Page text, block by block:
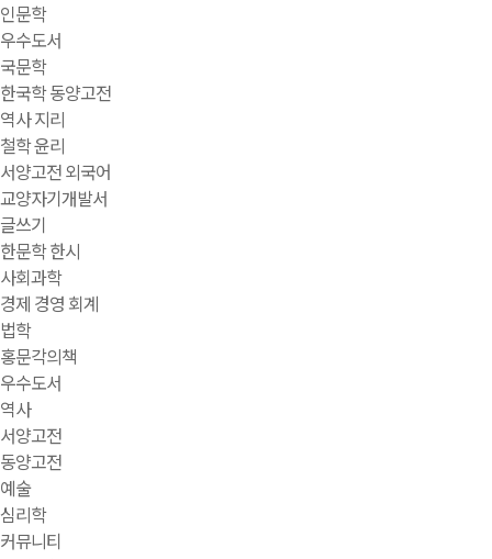
인문학
우수도서
국문학
한국학 동양고전
역사 지리
철학 윤리
서양고전 외국어
교양자기개발서
글쓰기
한문학 한시
사회과학
경제 경영 회계
법학
홍문각의책
우수도서
역사
서양고전
동양고전
예술
심리학
커뮤니티